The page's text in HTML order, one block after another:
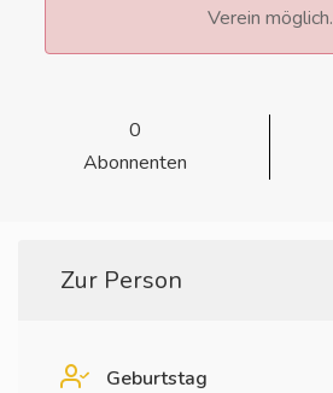
Verein möglich.
0
Abonnenten
Zur Person
Geburtstag